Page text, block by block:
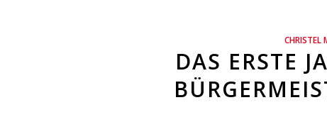
CHRISTEL
DAS ERSTE